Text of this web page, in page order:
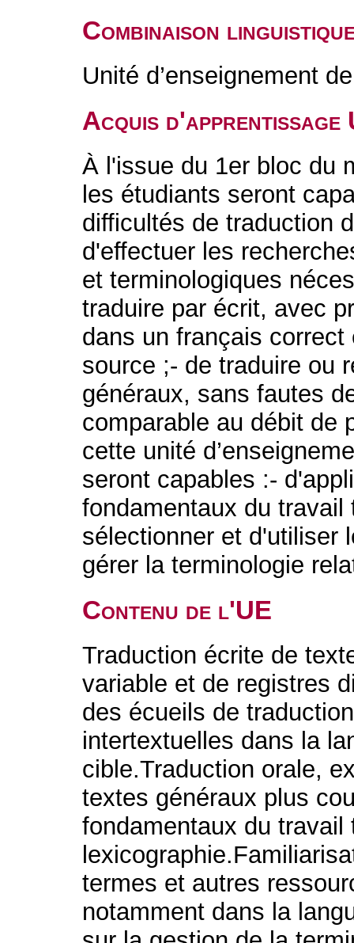
Combinaison
Unité d’enseignement
Acquis d'apprentissage
À l'issue du 1er bloc du
les étudiants seront
difficultés de traduction
d'effectuer les
et terminologiques
traduire par écrit, avec
dans un français
source ;- de traduire ou
généraux, sans fautes
comparable au débit de
cette unité
seront capables :-
fondamentaux du
sélectionner et d'utiliser
gérer la terminologie
Contenu de l'UE
Traduction écrite de
variable et de registres
des écueils de
intertextuelles dans la
cible.Traduction orale,
textes généraux plus
fondamentaux du
termes et autres
notamment dans la